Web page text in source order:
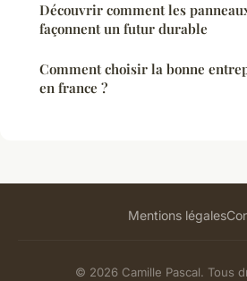
Découvrir comment les
façonnent un futur durable
Comment choisir la bonne
en france ?
Mentions légales
© 2026 Camille Pascal. Tous